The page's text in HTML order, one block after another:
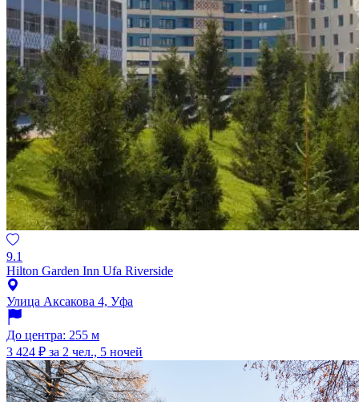
9.1
Hilton Garden Inn Ufa Riverside
Улица Аксакова 4, Уфа
До центра: 255 м
3 424 ₽ за 2 чел., 5 ночей